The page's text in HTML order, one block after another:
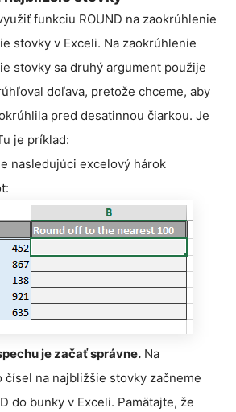
funkciu ROUND na zaokrúhlenie
stovky v Exceli. Na zaokrúhlenie
stovky sa druhý argument použije
doľava, pretože chceme, aby
pred desatinnou čiarkou. Je
je príklad:
nasledujúci excelový hárok
je začať správne. Na
na najbližšie stovky začneme
do bunky v Exceli. Pamätajte, že